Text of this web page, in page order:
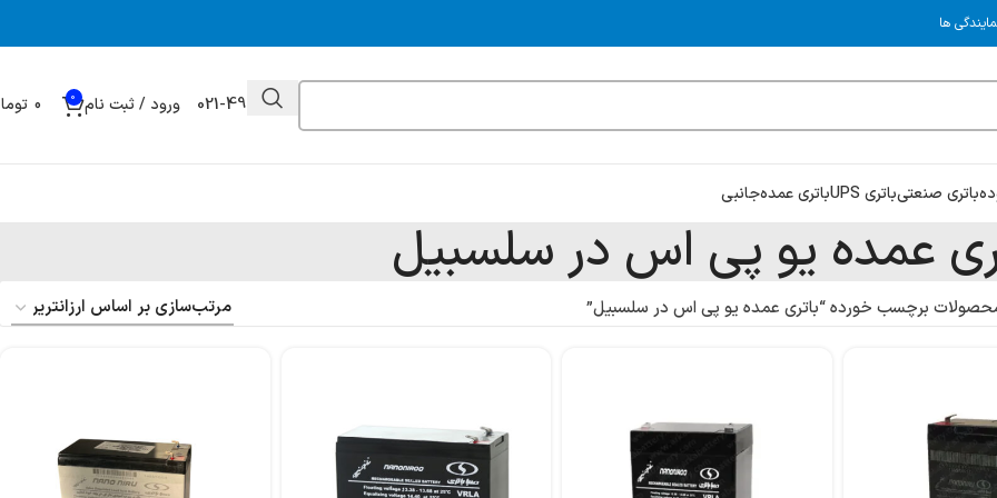
ها
021-49032000 ورود / ثبت نام 0
باتری صنعتیباتری UPS باتری عمدهجانبی
عمده یو پی اس در سلسبیل
برچسب خورده “باتری عمده یو پی اس در سلسبیل”